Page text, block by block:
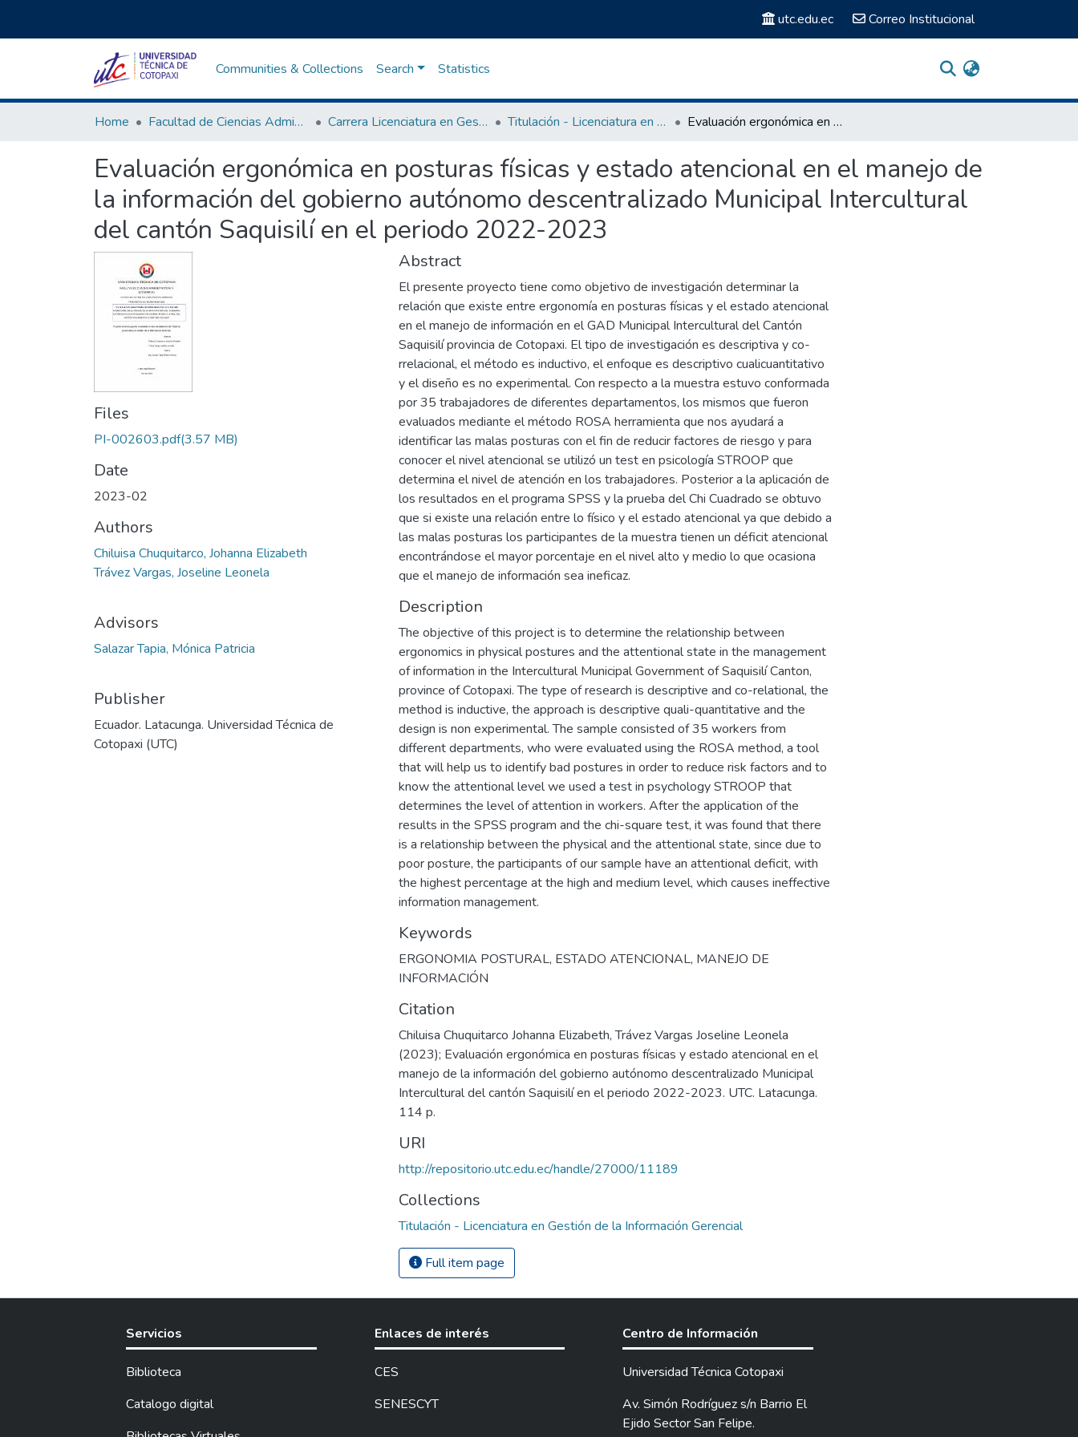
utc.edu.ec Correo Institucional
Communities & Collections Search Statistics
Home Facultad de Ciencias Administrativas y Económicas Carrera Licenciatura en Gestión de la Información Gerencial Titulación - Licenciatura en Gestión de la Información Gerencial Evaluación ergonómica en posturas físicas y estado atencional en el manejo de la información del gobierno autónomo descentralizado Municipal Intercultural del cantón Saquisilí en el periodo 2022-2023
Evaluación ergonómica en posturas físicas y estado atencional en el manejo de
la información del gobierno autónomo descentralizado Municipal Intercultural
del cantón Saquisilí en el periodo 2022-2023
Files
PI-002603.pdf(3.57 MB)
Date
2023-02
Authors
Chiluisa Chuquitarco, Johanna Elizabeth
Trávez Vargas, Joseline Leonela
Advisors
Salazar Tapia, Mónica Patricia
Publisher
Ecuador. Latacunga. Universidad Técnica de
Cotopaxi (UTC)
Abstract
El presente proyecto tiene como objetivo de investigación determinar la
relación que existe entre ergonomía en posturas físicas y el estado atencional
en el manejo de información en el GAD Municipal Intercultural del Cantón
Saquisilí provincia de Cotopaxi. El tipo de investigación es descriptiva y co-
rrelacional, el método es inductivo, el enfoque es descriptivo cualicuantitativo
y el diseño es no experimental. Con respecto a la muestra estuvo conformada
por 35 trabajadores de diferentes departamentos, los mismos que fueron
evaluados mediante el método ROSA herramienta que nos ayudará a
identificar las malas posturas con el fin de reducir factores de riesgo y para
conocer el nivel atencional se utilizó un test en psicología STROOP que
determina el nivel de atención en los trabajadores. Posterior a la aplicación de
los resultados en el programa SPSS y la prueba del Chi Cuadrado se obtuvo
que si existe una relación entre lo físico y el estado atencional ya que debido a
las malas posturas los participantes de la muestra tienen un déficit atencional
encontrándose el mayor porcentaje en el nivel alto y medio lo que ocasiona
que el manejo de información sea ineficaz.
Description
The objective of this project is to determine the relationship between
ergonomics in physical postures and the attentional state in the management
of information in the Intercultural Municipal Government of Saquisilí Canton,
province of Cotopaxi. The type of research is descriptive and co-relational, the
method is inductive, the approach is descriptive quali-quantitative and the
design is non experimental. The sample consisted of 35 workers from
different departments, who were evaluated using the ROSA method, a tool
that will help us to identify bad postures in order to reduce risk factors and to
know the attentional level we used a test in psychology STROOP that
determines the level of attention in workers. After the application of the
results in the SPSS program and the chi-square test, it was found that there
is a relationship between the physical and the attentional state, since due to
poor posture, the participants of our sample have an attentional deficit, with
the highest percentage at the high and medium level, which causes ineffective
information management.
Keywords
ERGONOMIA POSTURAL, ESTADO ATENCIONAL, MANEJO DE
INFORMACIÓN
Citation
Chiluisa Chuquitarco Johanna Elizabeth, Trávez Vargas Joseline Leonela
(2023); Evaluación ergonómica en posturas físicas y estado atencional en el
manejo de la información del gobierno autónomo descentralizado Municipal
Intercultural del cantón Saquisilí en el periodo 2022-2023. UTC. Latacunga.
114 p.
URI
http://repositorio.utc.edu.ec/handle/27000/11189
Collections
Titulación - Licenciatura en Gestión de la Información Gerencial
Full item page
Servicios
Biblioteca
Catalogo digital
Enlaces de interés
CES
SENESCYT
Centro de Información
Universidad Técnica Cotopaxi
Av. Simón Rodríguez s/n Barrio El
Ejido Sector San Felipe.